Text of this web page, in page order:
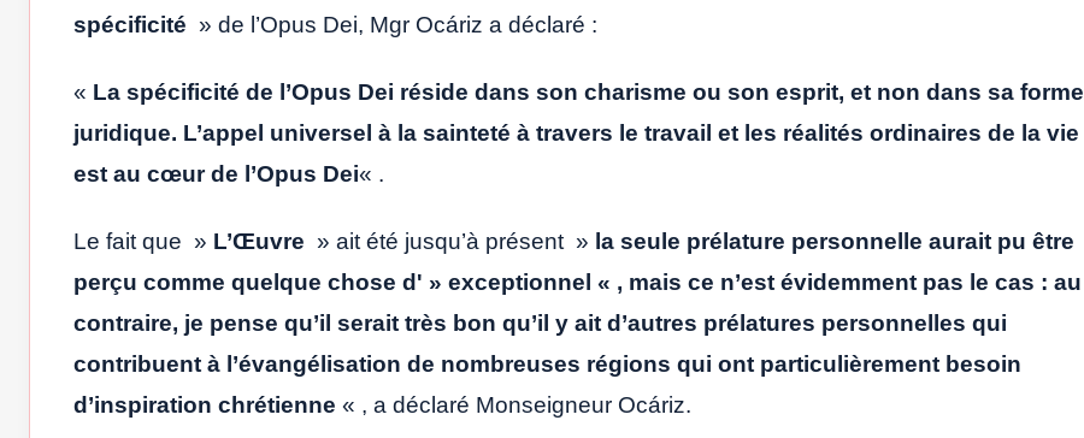
spécificité » de l’Opus Dei, Mgr Ocáriz a déclaré :
« La spécificité de l’Opus Dei réside dans son charisme ou son esprit, et non dans sa forme
juridique. L’appel universel à la sainteté à travers le travail et les réalités ordinaires de la vie
est au cœur de l’Opus Dei« .
Le fait que » L’Œuvre » ait été jusqu’à présent » la seule prélature personnelle aurait pu être
perçu comme quelque chose d' » exceptionnel « , mais ce n’est évidemment pas le cas : au
contraire, je pense qu’il serait très bon qu’il y ait d’autres prélatures personnelles qui
contribuent à l’évangélisation de nombreuses régions qui ont particulièrement besoin
d’inspiration chrétienne « , a déclaré Monseigneur Ocáriz.